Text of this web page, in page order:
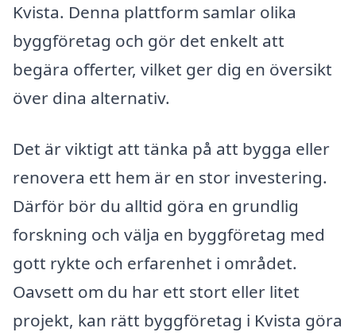
Kvista. Denna plattform samlar olika
byggföretag och gör det enkelt att
begära offerter, vilket ger dig en översikt
över dina alternativ.
Det är viktigt att tänka på att bygga eller
renovera ett hem är en stor investering.
Därför bör du alltid göra en grundlig
forskning och välja en byggföretag med
gott rykte och erfarenhet i området.
Oavsett om du har ett stort eller litet
projekt, kan rätt byggföretag i Kvista göra